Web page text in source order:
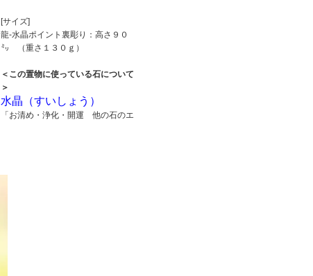
[サイズ]
龍-水晶ポイント裏彫り：高さ９０
㍉ （重さ１３０ｇ）
＜この置物に使っている石について
＞
水晶（すいしょう）
「お清め・浄化・開運 他の石のエ